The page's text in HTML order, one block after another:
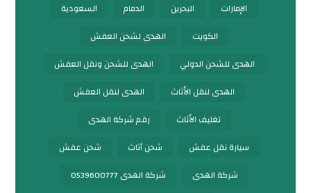
الإمارات
البحرين الدمام
السعودية
الكويت
الهدى لشحن العفش
الهدى للشحن الدولي
الهدى للشحن ونقل العفش
الهدى لنقل الأثاث
الهدى لنقل العفش
تغليف الأثاث
رقم شركة الهدى
سيارة نقل عفش
شحن أثاث
شحن عفش
شركة الهدى
شركة الهدى 0539600777